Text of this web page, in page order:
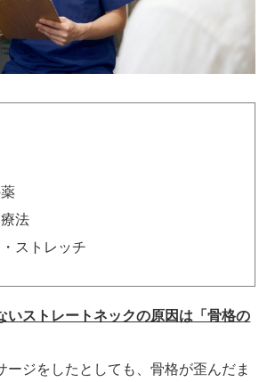
法
ストレッチ
いストレートネックの原因は「骨格の
ージをしたとしても、骨格が歪んだま